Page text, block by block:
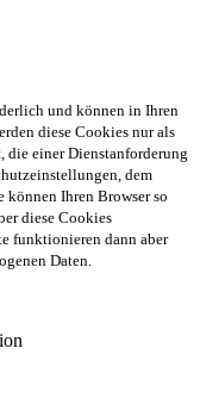
und können in Ihren
diese Cookies nur als
einer Dienstanforderung
dem
können Ihren Browser so
diese Cookies
funktionieren dann aber
Daten.